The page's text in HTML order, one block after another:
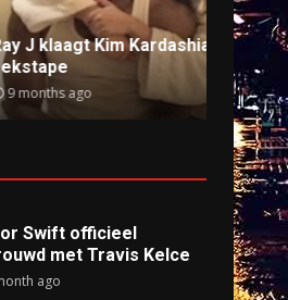
aan om
Anti-
9
Swift officieel
met Travis Kelce
ago